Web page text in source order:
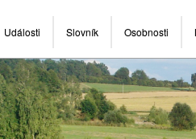
Události Slovník Osobnosti